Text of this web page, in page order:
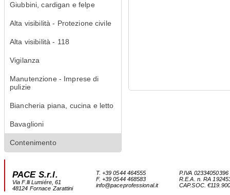
Giubbini, cardigan e felpe
Alta visibilità - Protezione civile
Alta visibilità - 118
Vigilanza
Manutenzione - Imprese di
pulizie
Biancheria piana, cucina e letto
Bavaglioni
Contenimento
PACE S.r.l.
Via F.lli Lumiére, 61
48124 Fornace Zarattini
T. +39 0544 464555
F. +39 0544 468583
info@paceprofessional.it
P.IVA 02334050396
R.E.A. n. RA
CAP.SOC.